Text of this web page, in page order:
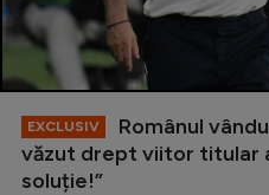
EXCLUSIV
Românul
văzut drept viitor titular
soluție!”